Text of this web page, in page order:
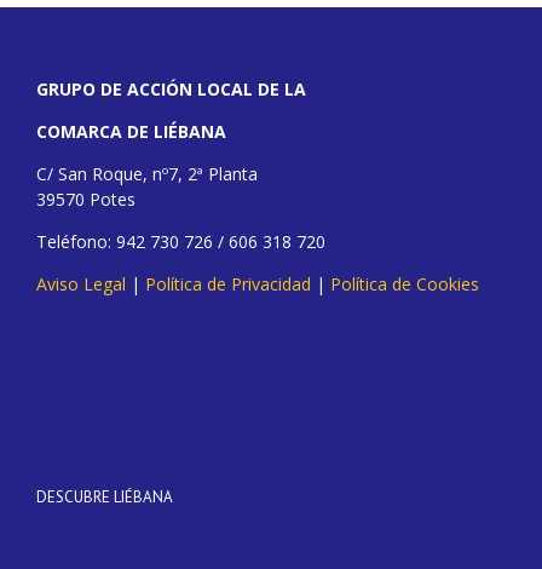
GRUPO DE ACCIÓN LOCAL DE LA
COMARCA DE LIÉBANA
C/ San Roque, nº7, 2ª Planta
39570 Potes
Teléfono: 942 730 726 / 606 318 720
Aviso Legal | Política de Privacidad | Política de Cookies
DESCUBRE LIÉBANA